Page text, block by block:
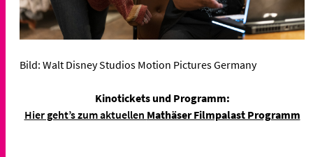
Bild: Walt Disney Studios Motion Pictures Germany
Kinotickets und Programm:
Hier geht’s zum aktuellen Mathäser Filmpalast Programm